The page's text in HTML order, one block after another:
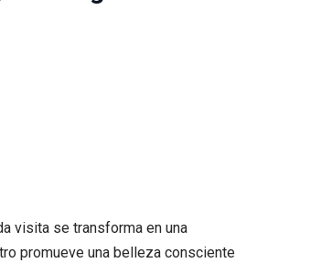
visita se transforma en una
promueve una belleza consciente